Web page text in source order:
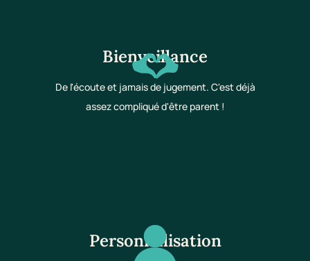
Bienveillance
De l'écoute et jamais de jugement. C'est déjà
assez compliqué d'être parent !
Personnalisation